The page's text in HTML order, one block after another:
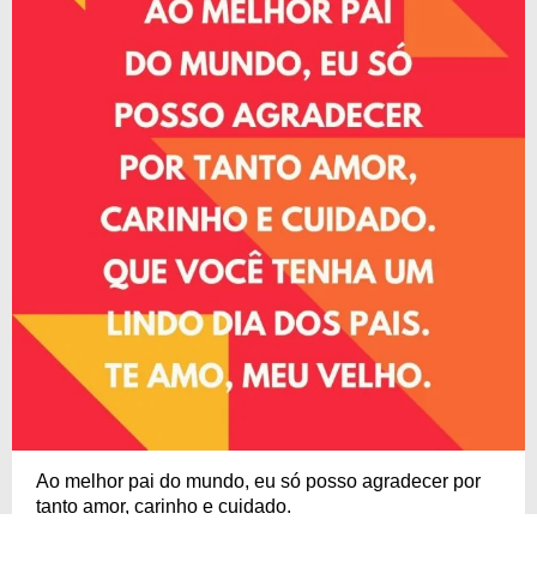
Ao melhor pai do mundo, eu só posso agradecer por
tanto amor, carinho e cuidado.